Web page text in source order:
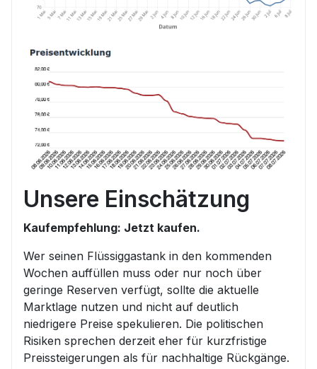
Unsere Einschätzung
Kaufempfehlung: Jetzt kaufen.
Wer seinen Flüssiggastank in den kommenden
Wochen auffüllen muss oder nur noch über
geringe Reserven verfügt, sollte die aktuelle
Marktlage nutzen und nicht auf deutlich
niedrigere Preise spekulieren. Die politischen
Risiken sprechen derzeit eher für kurzfristige
Preissteigerungen als für nachhaltige Rückgänge.